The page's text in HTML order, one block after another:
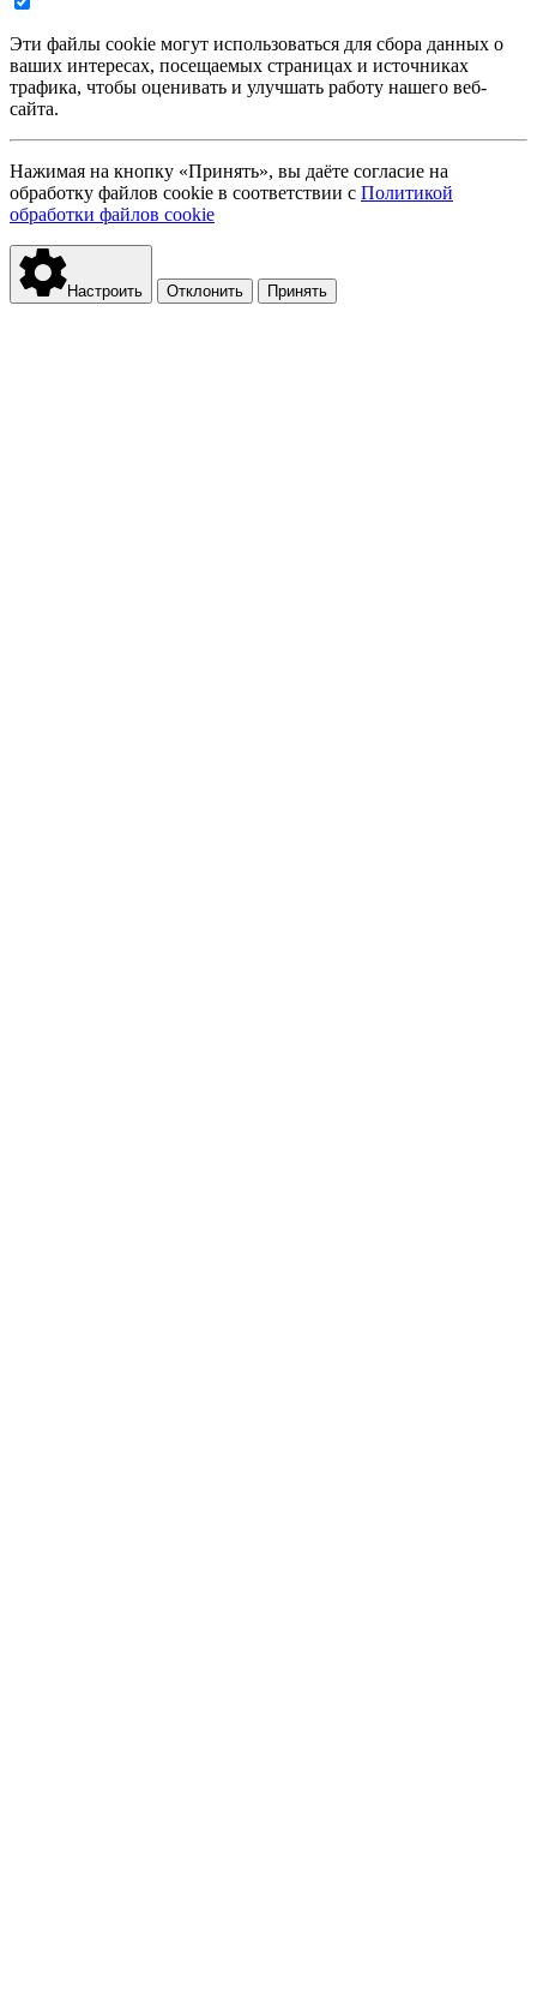
Эти файлы cookie могут использоваться для сбора данных о
ваших интересах, посещаемых страницах и источниках
трафика, чтобы оценивать и улучшать работу нашего веб-
сайта.
Нажимая на кнопку «Принять», вы даёте согласие на
обработку файлов cookie в соответствии с Политикой
обработки файлов cookie
Настроить Отклонить Принять